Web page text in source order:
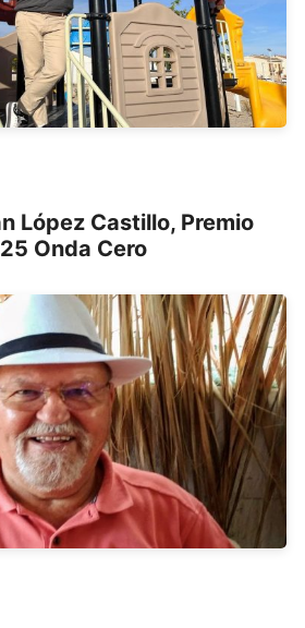
López Castillo, Premio
Onda Cero